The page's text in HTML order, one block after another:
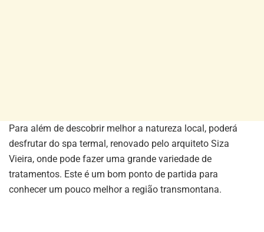
Para além de descobrir melhor a natureza local, poderá
desfrutar do spa termal, renovado pelo arquiteto Siza
Vieira, onde pode fazer uma grande variedade de
tratamentos. Este é um bom ponto de partida para
conhecer um pouco melhor a região transmontana.